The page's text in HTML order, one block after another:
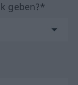
geben?*